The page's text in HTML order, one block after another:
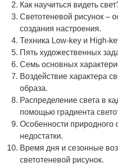
Как научиться видеть
Светотеневой рисунок –
создания настроения.
Техника Low-key и High-
Пять художественных
Семь основных
Воздействие характера
образа.
Распределение света в
помощью градиента
Особенности природного
недостатки.
Время дня и сезонные
светотеневой рисунок.